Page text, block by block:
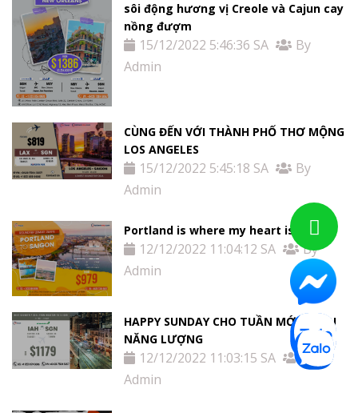
sôi động hương vị Creole và Cajun cay
nồng đượm
15/12/2022 5:46:36 SA
By
Admin
CÙNG ĐẾN VỚI THÀNH PHỐ THƠ MỘNG
LOS ANGELES
15/12/2022 5:45:18 SA
By
Admin
Portland is where my heart is
12/12/2022 11:04:12 SA
By
Admin
HAPPY SUNDAY CHO TUẦN MỚI NHIỀU
NĂNG LƯỢNG
12/12/2022 11:03:15 SA
By
Admin